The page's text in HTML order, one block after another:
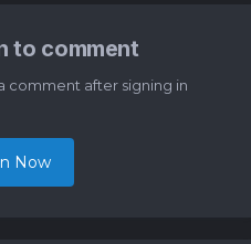
to comment
comment after signing in
Now